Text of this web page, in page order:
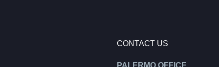
CONTACT US
PALERMO OFFICE